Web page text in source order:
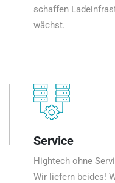
schaffen
wächst.
Service
Hightech ohne
Wir liefern beides!